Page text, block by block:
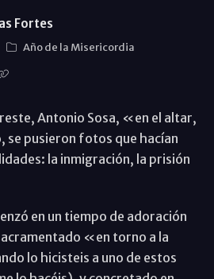
Fortes
Año de la Misericordia
Antonio Sosa, «en el altar,
se pusieron fotos que hacían
la inmigración, la prisión
en un tiempo de adoración
«en torno a la
lo hicisteis a uno de estos